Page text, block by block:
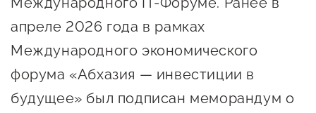
Поддержка центра
Онлайн-витрина
Истории успеха
предпринимательства
О центре
Календарь
Центр инноваций
социальной сферы
апреле 2026 года в рамках
Международного экономического
форума «Абхазия — инвестиции в
будущее» был подписан меморандум о